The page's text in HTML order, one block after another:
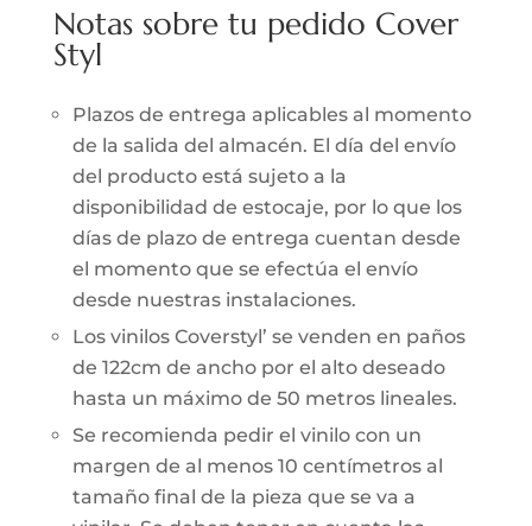
Notas sobre tu pedido Cover
Styl
Plazos de entrega aplicables al momento
de la salida del almacén. El día del envío
del producto está sujeto a la
disponibilidad de estocaje, por lo que los
días de plazo de entrega cuentan desde
el momento que se efectúa el envío
desde nuestras instalaciones.
Los vinilos Coverstyl’ se venden en paños
de 122cm de ancho por el alto deseado
hasta un máximo de 50 metros lineales.
Se recomienda pedir el vinilo con un
margen de al menos 10 centímetros al
tamaño final de la pieza que se va a